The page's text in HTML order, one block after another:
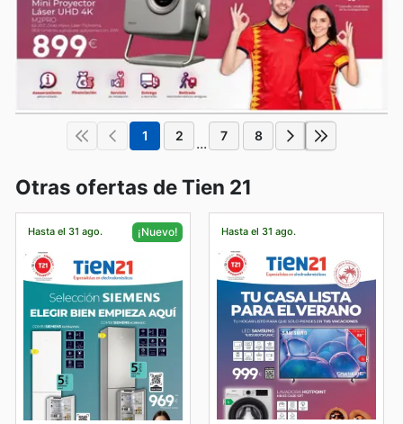
1 2 ... 7 8
Otras ofertas de Tien 21
Hasta el 31 ago. ¡Nuevo! Hasta el 31 ago.